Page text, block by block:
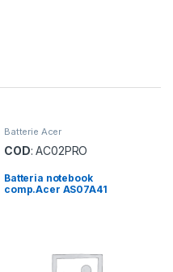
Batterie Acer
COD: AC02PRO
Batteria notebook
comp.Acer AS07A41